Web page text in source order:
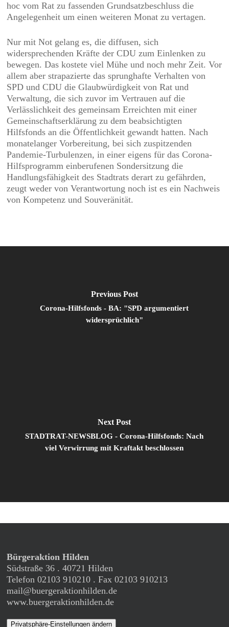
hoc vom Rat zu fassenden Grundsatzbeschluss die
Angelegenheit um einen weiteren Monat zu vertagen.
Nur mit Not gelang es, die diffusen, sich
widersprechenden Kräfte der CDU zum Einlenken zu
bewegen. Das kostete viel Mühe und noch mehr Zeit. Vor
allem aber strapazierte das sprunghafte Verhalten von
SPD und CDU die Glaubwürdigkeit von Rat und
Verwaltung, die sich zuvor im Vertrauen auf die
Verlässlichkeit des gemeinsam Erreichten mit einer
Gemeinschaftserklärung zu dem beabsichtigten
Hilfsfonds an die Öffentlichkeit gewandt hatten. Nach
monatelanger Vorbereitung, bei sich zuspitzenden
Pandemie-Turbulenzen, in einer eigens für das Corona-
Hilfsprogramm einberufenen Sondersitzung die
Handlungsfähigkeit des Stadtrats derart zu gefährden,
zeugt weder von Verantwortung noch ist es ein Nachweis
von Kompetenz und Souveränität.
Previous Post
Corona-Hilfsfonds - BA: "SPD argumentiert
widersprüchlich"
Next Post
STADTRAT-NEWSBLOG - Corona-Hilfsfonds: Nach
viel Verwirrung mit Kraftakt beschlossen
Bürgeraktion Hilden
Südstraße 36 . 40721 Hilden
Telefon 02103 910210 . Fax 02103 910213
mail@buergeraktionhilden.de
www.buergeraktionhilden.de
Privatsphäre-Einstellungen ändern